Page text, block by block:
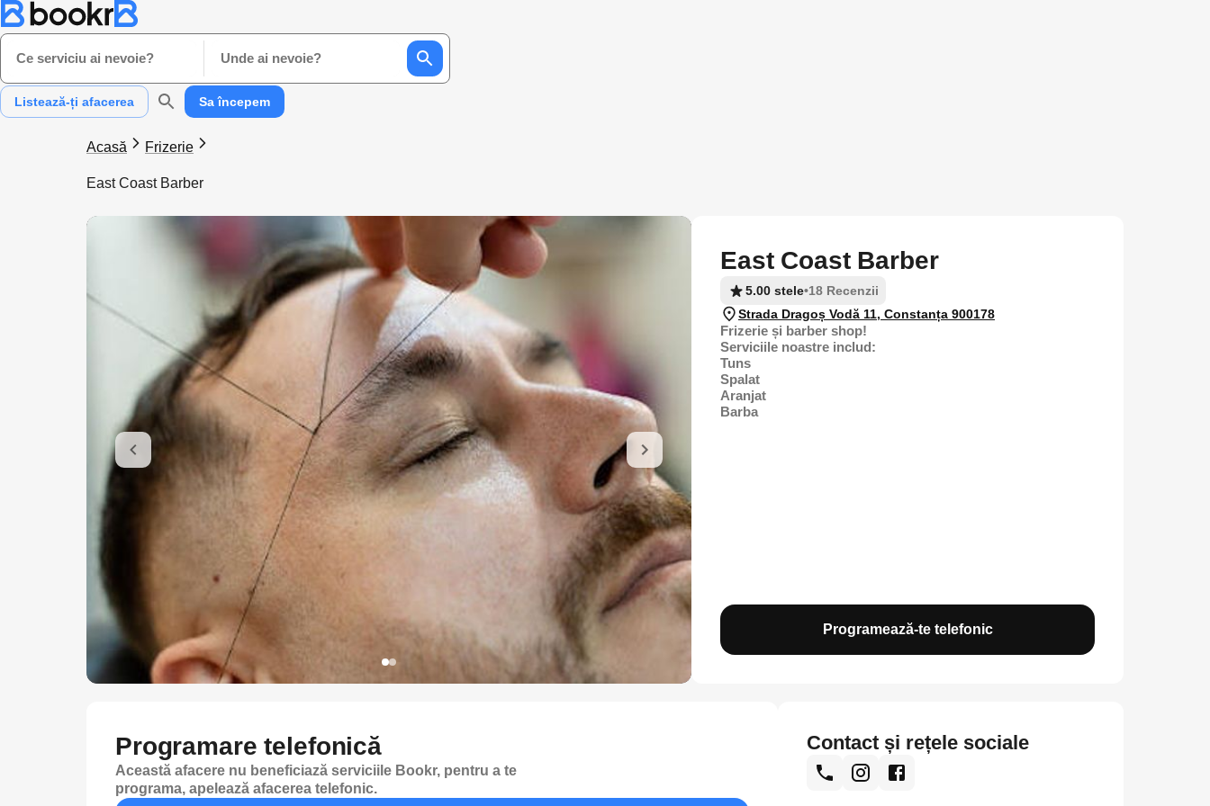
Ce serviciu ai nevoie? Unde ai nevoie?
Listează-ți afacerea Sa începem
Acasă Frizerie
East Coast Barber
East Coast Barber
5.00 stele•18 Recenzii
Strada Dragoș Vodă 11, Constanța 900178
Frizerie și barber shop!
Serviciile noastre includ:
Tuns
Spalat
Aranjat
Barba
Programează-te telefonic
Programare telefonică
Această afacere nu beneficiază serviciile Bookr, pentru a te
programa, apelează afacerea telefonic.
Contact și rețele sociale